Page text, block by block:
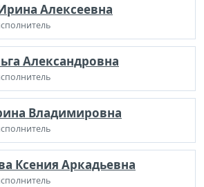
Алексеевна
Александровна
Владимировна
Ксения Аркадьевна